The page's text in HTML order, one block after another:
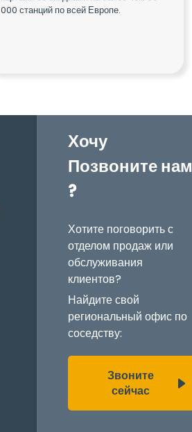
000 станций по всей Европе.
Хочу
Позвоните нам
?
Хотите поговорить с
отделом продаж или
обслуживания
клиентов?
Найдите свой
региональный офис по
соседству:
Звоните
сейчас